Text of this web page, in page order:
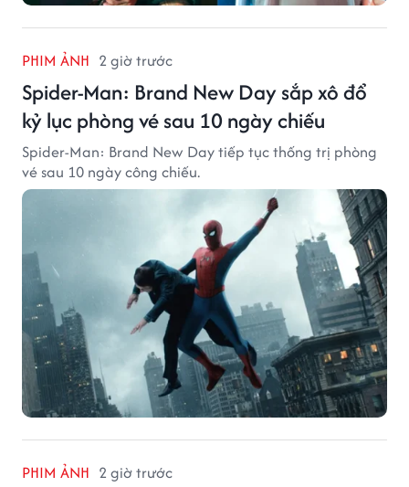
PHIM ẢNH 2 giờ trước
Spider-Man: Brand New Day sắp xô đổ
kỷ lục phòng vé sau 10 ngày chiếu
Spider-Man: Brand New Day tiếp tục thống trị phòng
vé sau 10 ngày công chiếu.
PHIM ẢNH 2 giờ trước